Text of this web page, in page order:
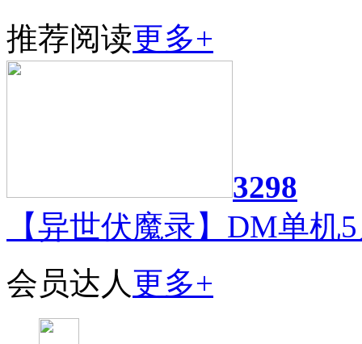
推荐阅读更多+
3298
【异世伏魔录】DM单机
会员达人更多+